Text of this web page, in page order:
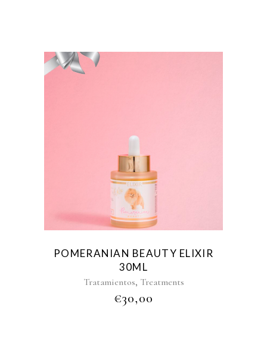
POMERANIAN BEAUTY ELIXIR
30ML
Tratamientos, Treatments
€30,00